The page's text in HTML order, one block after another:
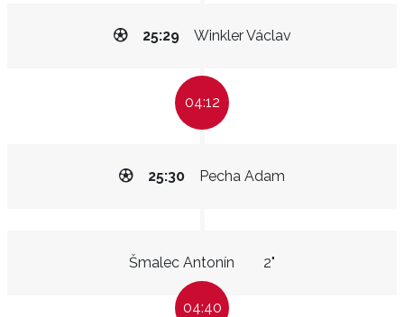
Winkler Václav
25:29
04:12
Pecha Adam
25:30
Šmalec Antonín 2"
04:40